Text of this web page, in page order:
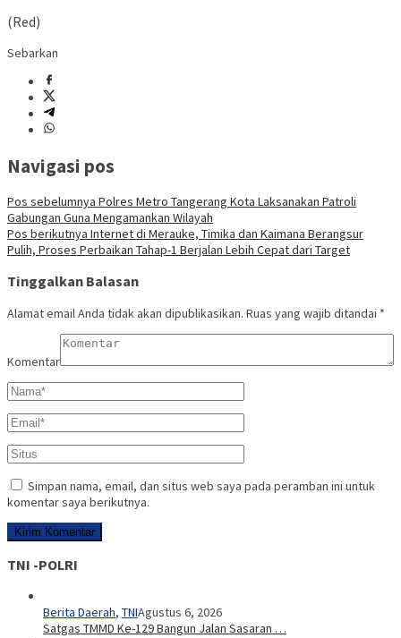
(Red)
Sebarkan
Navigasi pos
Pos sebelumnya Polres Metro Tangerang Kota Laksanakan Patroli
Gabungan Guna Mengamankan Wilayah
Pos berikutnya Internet di Merauke, Timika dan Kaimana Berangsur
Pulih, Proses Perbaikan Tahap-1 Berjalan Lebih Cepat dari Target
Tinggalkan Balasan
Alamat email Anda tidak akan dipublikasikan. Ruas yang wajib ditandai *
Komentar
Simpan nama, email, dan situs web saya pada peramban ini untuk
komentar saya berikutnya.
TNI -POLRI
Berita Daerah, TNIAgustus 6, 2026
Satgas TMMD Ke-129 Bangun Jalan Sasaran …